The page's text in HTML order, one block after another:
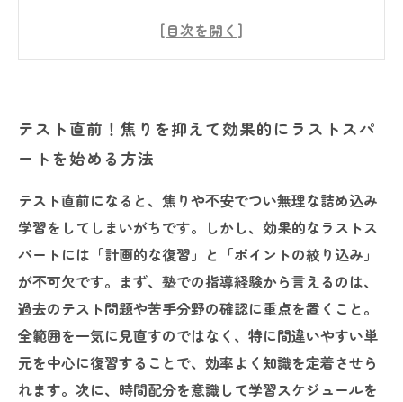
心構えと環境づくり
合格へのゴールが見える！ラストスパート成功
のための具体的戦略まとめ
塾講師が教える！直前期に絶対押さえたいテス
ト対策の基本
不安を自信に変える！ラストスパートで実践し
たい最強の勉強法
テスト直前！焦りを抑えて効果的にラストスパ
ートを始める方法
テスト直前になると、焦りや不安でつい無理な詰め込み
学習をしてしまいがちです。しかし、効果的なラストス
パートには「計画的な復習」と「ポイントの絞り込み」
が不可欠です。まず、塾での指導経験から言えるのは、
過去のテスト問題や苦手分野の確認に重点を置くこと。
全範囲を一気に見直すのではなく、特に間違いやすい単
元を中心に復習することで、効率よく知識を定着させら
れます。次に、時間配分を意識して学習スケジュールを